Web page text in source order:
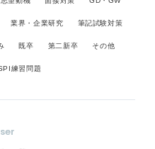
業界・企業研究 筆記試験対策
既卒 第二新卒 その他
練習問題